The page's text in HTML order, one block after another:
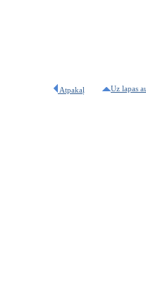
Atpakaļ Uz lapas